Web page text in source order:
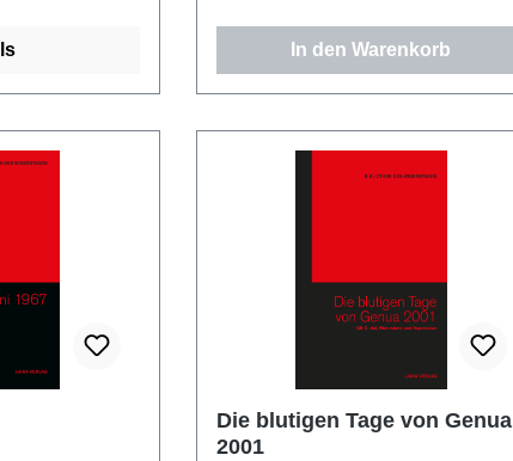
In den Warenkorb
Die blutigen Tage von Genua
2001